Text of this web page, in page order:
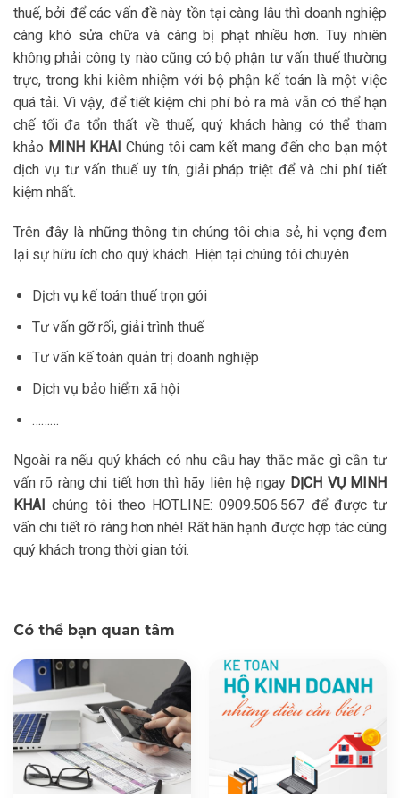
thuế, bởi để các vấn đề này tồn tại càng lâu thì doanh nghiệp
càng khó sửa chữa và càng bị phạt nhiều hơn. Tuy nhiên
không phải công ty nào cũng có bộ phận tư vấn thuế thường
trực, trong khi kiêm nhiệm với bộ phận kế toán là một việc
quá tải. Vì vậy, để tiết kiệm chi phí bỏ ra mà vẫn có thể hạn
chế tối đa tổn thất về thuế, quý khách hàng có thể tham
khảo MINH KHAI Chúng tôi cam kết mang đến cho bạn một
dịch vụ tư vấn thuế uy tín, giải pháp triệt để và chi phí tiết
kiệm nhất.
Trên đây là những thông tin chúng tôi chia sẻ, hi vọng đem
lại sự hữu ích cho quý khách. Hiện tại chúng tôi chuyên
Dịch vụ kế toán thuế trọn gói
Tư vấn gỡ rối, giải trình thuế
Tư vấn kế toán quản trị doanh nghiệp
Dịch vụ bảo hiểm xã hội
………
Ngoài ra nếu quý khách có nhu cầu hay thắc mắc gì cần tư
vấn rõ ràng chi tiết hơn thì hãy liên hệ ngay DỊCH VỤ MINH
KHAI chúng tôi theo HOTLINE: 0909.506.567 để được tư
vấn chi tiết rõ ràng hơn nhé! Rất hân hạnh được hợp tác cùng
quý khách trong thời gian tới.
Có thể bạn quan tâm